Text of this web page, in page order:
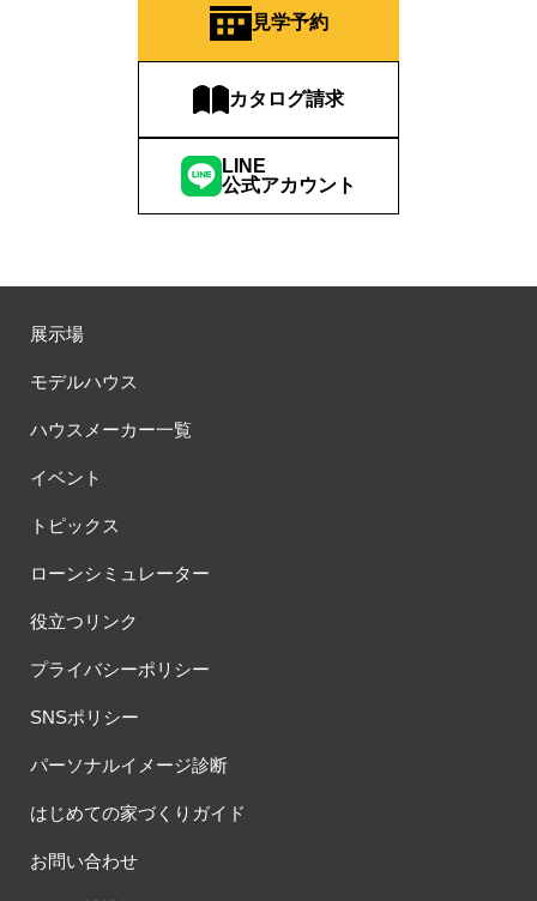
見学予約
カタログ請求
LINE
公式アカウント
展示場
モデルハウス
ハウスメーカー一覧
イベント
トピックス
ローンシミュレーター
役立つリンク
プライバシーポリシー
SNSポリシー
パーソナルイメージ診断
はじめての家づくりガイド
お問い合わせ